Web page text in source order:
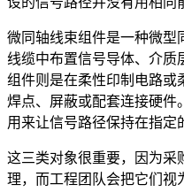
微同轴线束组件是一种微型
线缆中布置信号导体、介质
组件则是在柔性印制电路或
焊点、屏蔽或配套连接硬件
用来让信号路径保持在指定
这三类对象很重要，因为采
理，而工程团队会把它们视